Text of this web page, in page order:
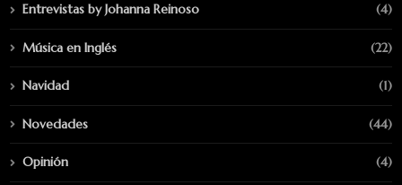
Entrevistas by Johanna Reinoso (4)
Música en Inglés (22)
Navidad (1)
Novedades (44)
Opinión (4)